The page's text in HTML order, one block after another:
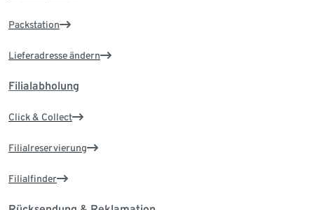
Packstation
Lieferadresse ändern
Filialabholung
Click & Collect
Filialreservierung
Filialfinder